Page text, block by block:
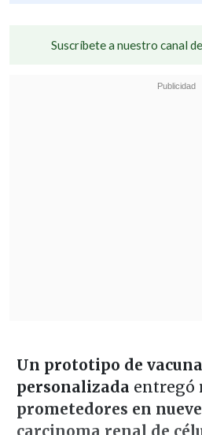
Suscríbete a nuestro canal de
Un prototipo de
personalizada entregó
prometedores en
carcinoma renal de